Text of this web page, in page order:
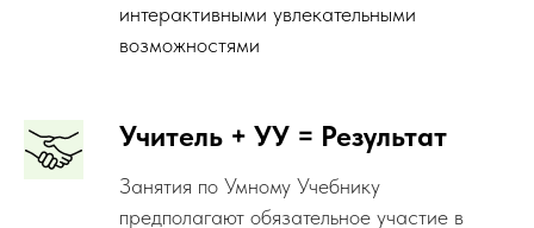
интерактивными увлекательными
возможностями
Учитель + УУ = Результат
Занятия по Умному Учебнику
предполагают обязательное участие в